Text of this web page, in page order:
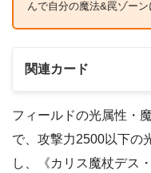
んで自分の魔法&罠ゾーン
関連カード
フィールドの光属性・
で、攻撃力2500以下の
し、《カリス魔杖デス